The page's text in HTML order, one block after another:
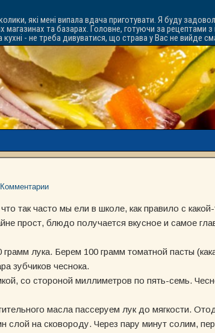
які мені випала вдача приготувати. Я буду
та базарах. Головне, готуючи за рецептами
- не треба дивуватися, що страва у Вас не
Комментарии
так часто мы ели в школе, как правило с
прост, блюдо получается вкусное и самое
лука. Берем 100 грамм томатной пасты
зубчиков чеснока.
со стороной миллиметров по пять-семь.
масла пассеруем лук до мягкости.
на сковороду. Через пару минут солим,